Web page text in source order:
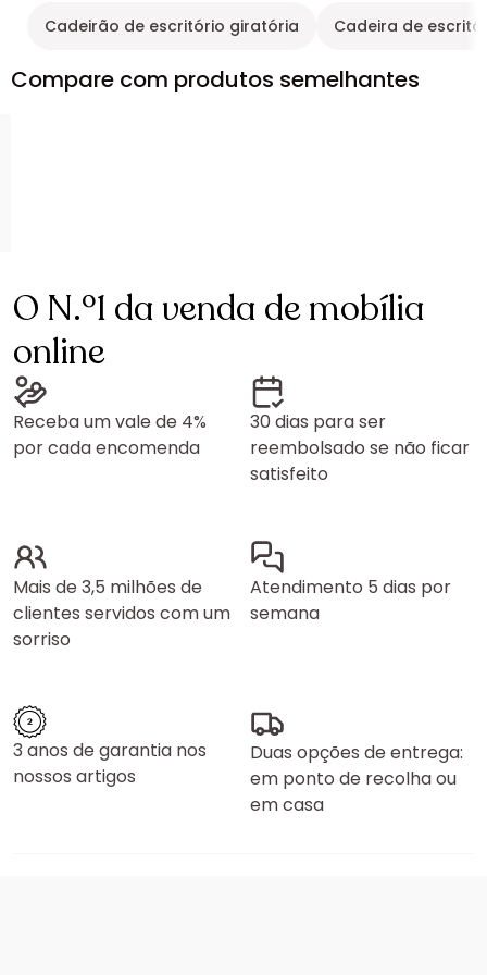
Cadeirão de escritório giratória Cadeira de
Compare com produtos semelhantes
O N.º1 da venda de mobília
online
Receba um vale de 4%
por cada encomenda
30 dias para ser
reembolsado se não ficar
satisfeito
Mais de 3,5 milhões de
clientes servidos com um
sorriso
Atendimento 5 dias por
semana
3 anos de garantia nos
nossos artigos
Duas opções de entrega:
em ponto de recolha ou
em casa